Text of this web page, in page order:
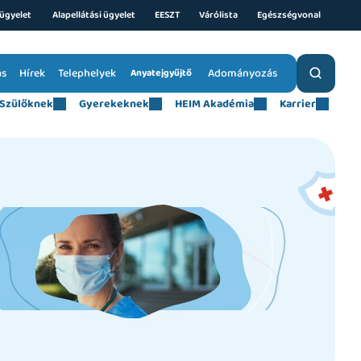
Alapellátási ügyelet EESZT Várólista Egészségvonal
Telephelyek Anyatejgyűjtő Adományozás
Hírek
Szülőknek Gyerekeknek HEIM Akadémia Karrier